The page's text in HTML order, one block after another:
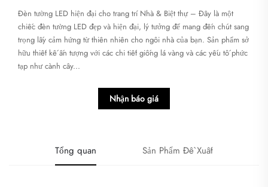
Đèn tường LED hiện đại cho trang trí Nhà & Biệt thự – Đây là một
chiếc đèn tường LED đẹp và hiện đại, lý tưởng để mang đến chút sang
trọng lấy cảm hứng từ thiên nhiên cho ngôi nhà của bạn. Sản phẩm sở
hữu thiết kế ấn tượng với các chi tiết giống lá vàng và các yếu tố phức
tạp như cành cây...
Nhận báo giá
Tổng quan Sản Phẩm Đề Xuất